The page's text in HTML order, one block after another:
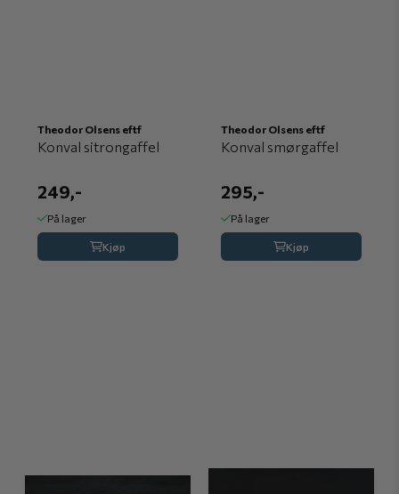
Theodor Olsens eftf
Konval sitrongaffel
249,-
På lager
Kjøp
Theodor Olsens eftf
Konval smørgaffel
295,-
På lager
Kjøp